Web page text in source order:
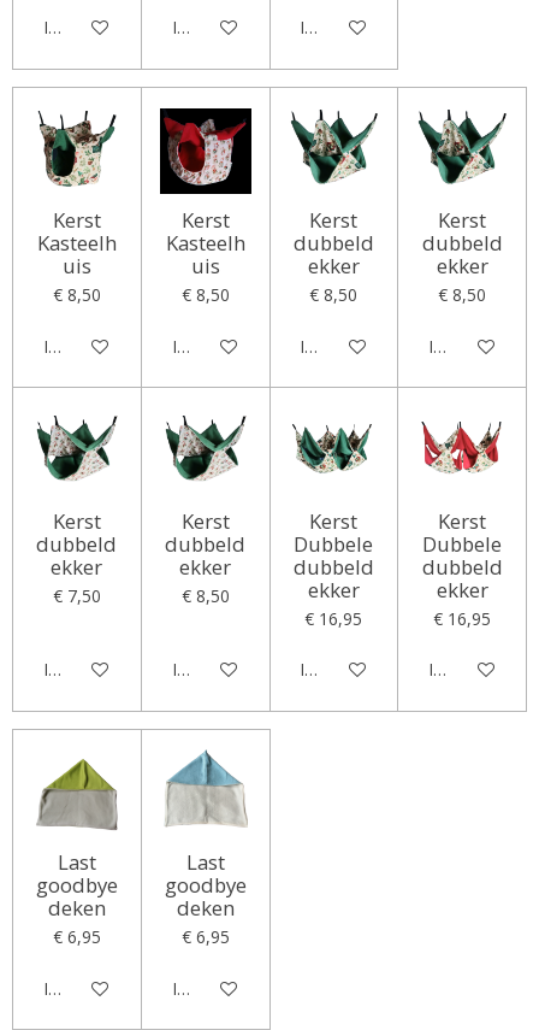
In winkelwagen In winkelwagen In winkelwagen
Kerst
Kasteelh
uis
€ 8,50
In winkelwagen
Kerst
Kasteelh
uis
€ 8,50
In winkelwagen
Kerst
dubbeld
ekker
€ 8,50
In winkelwagen
Kerst
dubbeld
ekker
€ 8,50
In
Kerst
dubbeld
ekker
€ 7,50
In winkelwagen
Kerst
dubbeld
ekker
€ 8,50
In winkelwagen
Kerst
Dubbele
dubbeld
ekker
€ 16,95
In winkelwagen
Kerst
Dubbele
dubbeld
ekker
€ 16,95
In
Last
goodbye
deken
€ 6,95
In winkelwagen
Last
goodbye
deken
€ 6,95
In winkelwagen